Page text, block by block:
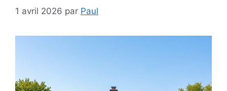
1 avril 2026 par Paul